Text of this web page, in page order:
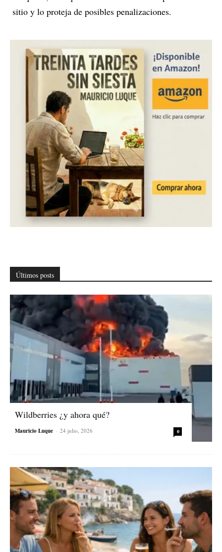
sitio y lo proteja de posibles penalizaciones.
Últimos posts
Wildberries ¿y ahora qué?
Mauricio Luque - 24 julio, 2026 0